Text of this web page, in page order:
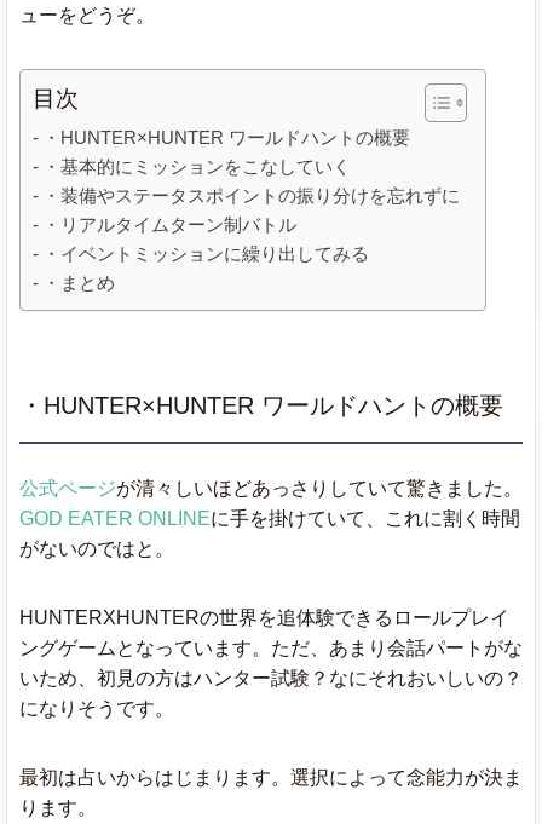
ューをどうぞ。
目次
・HUNTER×HUNTER ワールドハントの概要
・基本的にミッションをこなしていく
・装備やステータスポイントの振り分けを忘れずに
・リアルタイムターン制バトル
・イベントミッションに繰り出してみる
・まとめ
・HUNTER×HUNTER ワールドハントの概要
公式ページが清々しいほどあっさりしていて驚きました。
GOD EATER ONLINEに手を掛けていて、これに割く時間
がないのではと。
HUNTERXHUNTERの世界を追体験できるロールプレイ
ングゲームとなっています。ただ、あまり会話パートがな
いため、初見の方はハンター試験？なにそれおいしいの？
になりそうです。
最初は占いからはじまります。選択によって念能力が決ま
ります。